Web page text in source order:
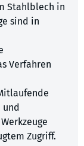
Stahlblech in
sind in
Verfahren
Zugriff.